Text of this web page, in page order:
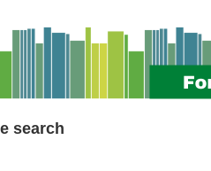
search